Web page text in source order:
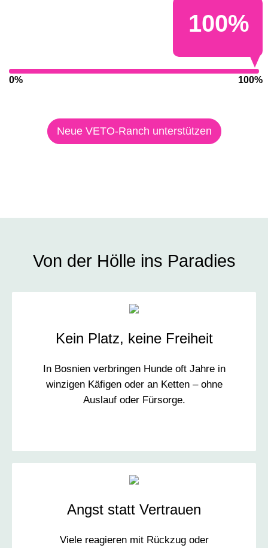
100%
0% 100%
Neue VETO-Ranch unterstützen
Von der Hölle ins Paradies
Kein Platz, keine Freiheit
In Bosnien verbringen Hunde oft Jahre in
winzigen Käfigen oder an Ketten – ohne
Auslauf oder Fürsorge.
Angst statt Vertrauen
Viele reagieren mit Rückzug oder